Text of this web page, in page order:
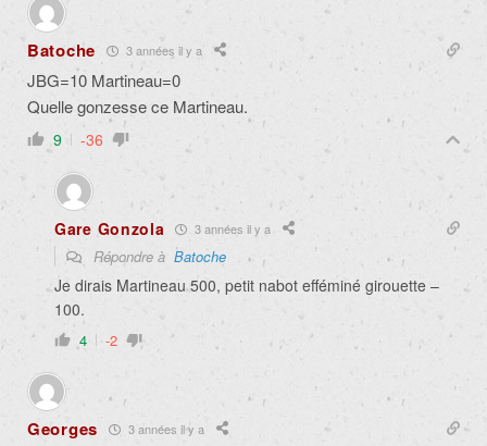
Batoche 3 années il y a
JBG=10 Martineau=0
Quelle gonzesse ce Martineau.
9 -36
Gare Gonzola 3 années il y a
Répondre à Batoche
Je dirais Martineau 500, petit nabot efféminé girouette –
100.
4 -2
Georges 3 années il y a